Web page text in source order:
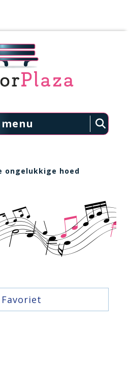
ongelukkige hoed
Favoriet